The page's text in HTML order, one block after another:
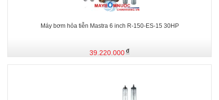
Máy bơm hỏa tiễn Mastra 6 inch R-150-ES-15 30HP
39.220.000